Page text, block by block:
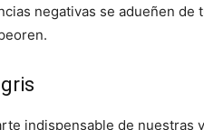
negativas se adueñen de
indispensable de nuestras